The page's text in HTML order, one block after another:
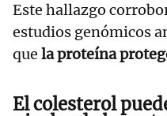
Este hallazgo
estudios genómicos
que la proteína
El colesterol